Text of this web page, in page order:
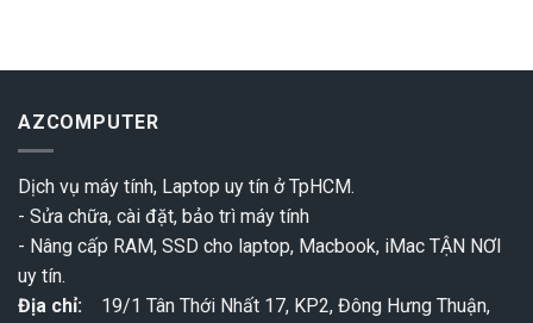
AZCOMPUTER
Dịch vụ máy tính, Laptop uy tín ở TpHCM.
- Sửa chữa, cài đặt, bảo trì máy tính
- Nâng cấp RAM, SSD cho laptop, Macbook, iMac TẬN NƠI
uy tín.
Địa chỉ: 19/1 Tân Thới Nhất 17, KP2, Đông Hưng Thuận,